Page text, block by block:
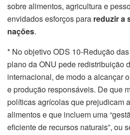
sobre alimentos, agricultura e
envidados esforços para reduzir a
nações.
* No objetivo ODS 10-Redução
plano da ONU pede redistribuição
internacional, de modo a alcançar
e produção responsáveis. De que
políticas agrícolas que prejudicam
alimentos e que incluem uma
eficiente de recursos naturais”, ou